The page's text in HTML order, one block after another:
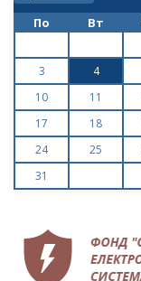
По Вт
3
4
10
11
17
18
24
25
31